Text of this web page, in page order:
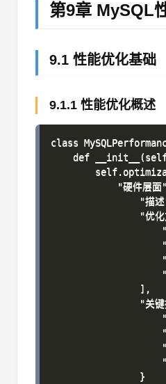
第9章 MySQL
9.1 性能优化基础
9.1.1 性能优化概述
class
def
"硬件层面
"描述
"优化
"
"
                ],
"关键
                }